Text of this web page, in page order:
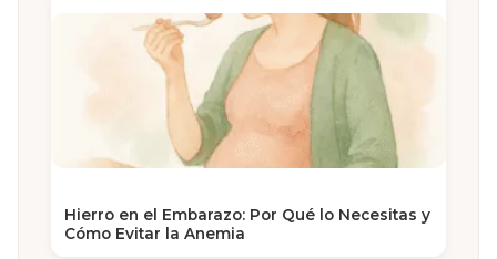
Hierro en el Embarazo: Por Qué lo Necesitas y
Cómo Evitar la Anemia